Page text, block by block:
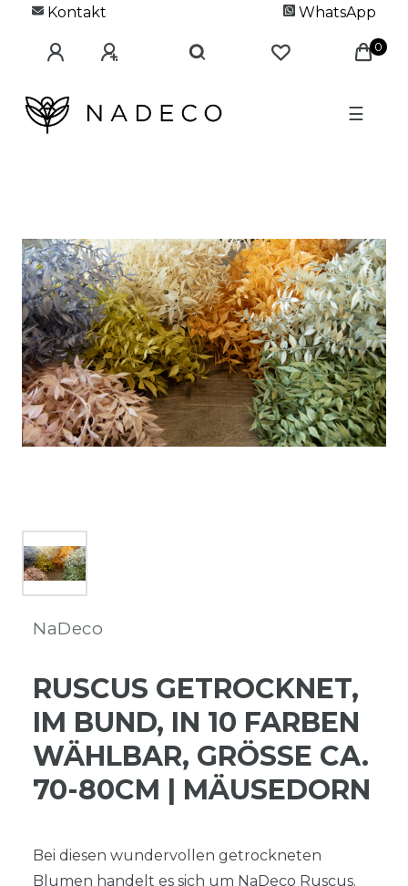
Kontakt WhatsApp
0
☰
NaDeco
RUSCUS GETROCKNET,
IM BUND, IN 10 FARBEN
WÄHLBAR, GRÖSSE CA. 7
0-80CM | MÄUSEDORN
Bei diesen wundervollen getrockneten
Blumen handelt es sich um NaDeco Ruscus.